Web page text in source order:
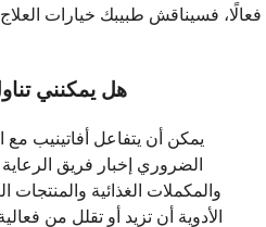
فعالًا، فسيناقش طبيبك خيارات
هل يمكنني
يمكن أن يتفاعل أفاتينيب مع
الضروري إخبار فريق
والمكملات الغذائية والمنتجات
الأدوية أن تزيد أو تقلل من